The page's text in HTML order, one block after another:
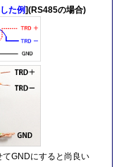
た例](RS485の場合)
てGNDにすると尚良い